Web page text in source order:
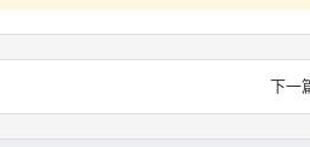
下一